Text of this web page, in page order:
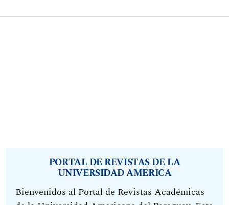
PORTAL DE REVISTAS DE LA
UNIVERSIDAD AMERICA
Bienvenidos al Portal de Revistas Académicas